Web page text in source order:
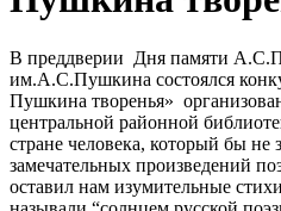
В преддверии Дня памяти
им.А.С.Пушкина состоялся
Пушкина творенья»
центральной районной
стране человека, который бы не
замечательных произведений
оставил нам изумительные